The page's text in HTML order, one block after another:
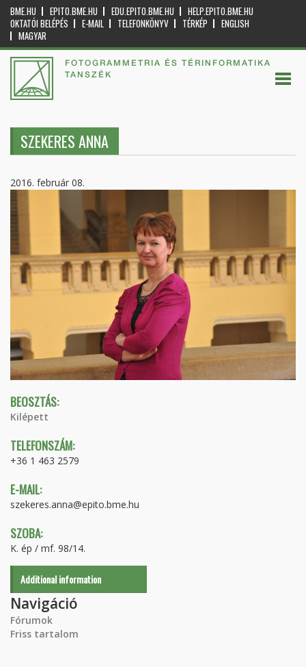
BME.HU EPITO.BME.HU EDU.EPITO.BME.HU
HELP.EPITO.BME.HU
OKTATÓI BELÉPÉS
E-MAIL TELEFONKÖNYV TÉRKÉP
ENGLISH
MAGYAR
FOTOGRAMMETRIA ÉS TÉRINFORMATIKA
TANSZÉK
SZEKERES ANNA
2016. február 08.
BEOSZTÁS:
Kilépett
TELEFONSZÁM:
+36 1 463 2579
E-MAIL:
szekeres.anna@epito.bme.hu
SZOBA:
K. ép / mf. 98/14.
Additional information
Navigáció
Fórumok
Friss tartalom